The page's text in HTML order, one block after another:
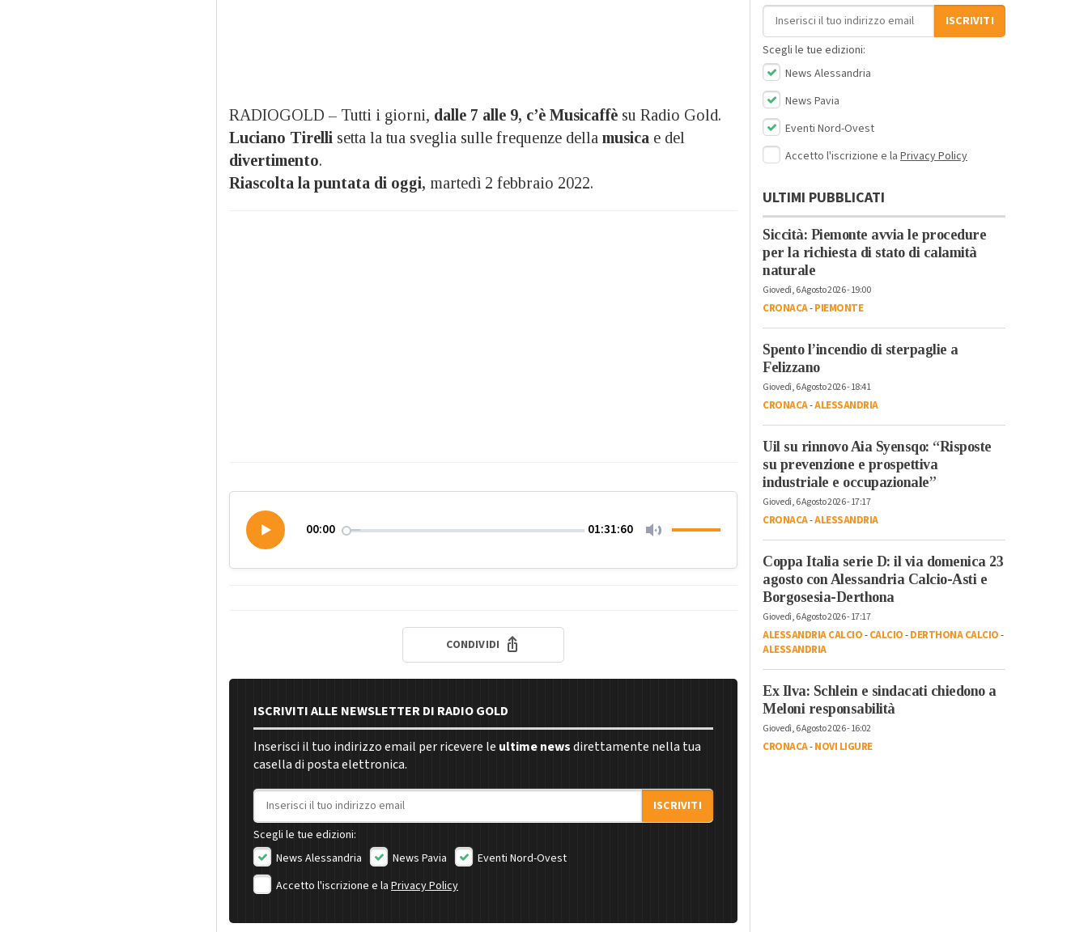
RADIOGOLD – Tutti i giorni, dalle 7 alle 9, c’è Musicaffè su Radio Gold.
Luciano Tirelli setta la tua sveglia sulle frequenze della musica e del
divertimento.
Riascolta la puntata di oggi, martedì 2 febbraio 2022.
00:00 01:31:60
CONDIVIDI
ISCRIVITI ALLE NEWSLETTER DI RADIO GOLD
Inserisci il tuo indirizzo email per ricevere le ultime newsdirettamente nella tua
casella di posta elettronica.
Indirizzo email
ISCRIVITI
Scegli le tue edizioni:
News Alessandria
News Pavia
Eventi Nord-Ovest
Accetto l'iscrizione e la Privacy Policy
Indirizzo email
ISCRIVITI
Scegli le tue edizioni:
News Alessandria
News Pavia
Eventi Nord-Ovest
Accetto l'iscrizione e la Privacy Policy
ULTIMI PUBBLICATI
Siccità: Piemonte avvia le procedure
per la richiesta di stato di calamità
naturale
Giovedì, 6 Agosto 2026 - 19:00
CRONACA-PIEMONTE
Spento l’incendio di sterpaglie a
Felizzano
Giovedì, 6 Agosto 2026 - 18:41
CRONACA-ALESSANDRIA
Uil su rinnovo Aia Syensqo: “Risposte
su prevenzione e prospettiva
industriale e occupazionale”
Giovedì, 6 Agosto 2026 - 17:17
CRONACA-ALESSANDRIA
Coppa Italia serie D: il via domenica 23
agosto con Alessandria Calcio-Asti e
Borgosesia-Derthona
Giovedì, 6 Agosto 2026 - 17:17
ALESSANDRIA CALCIO-CALCIO-DERTHONA CALCIO-
ALESSANDRIA
Ex Ilva: Schlein e sindacati chiedono a
Meloni responsabilità
Giovedì, 6 Agosto 2026 - 16:02
CRONACA-NOVI LIGURE